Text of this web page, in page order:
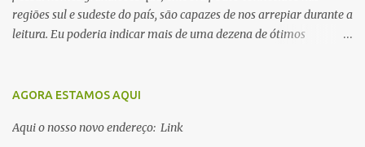
regiões sul e sudeste do país, são capazes de nos arrepiar durante a
leitura. Eu poderia indicar mais de uma dezena de ótimos
1. Dalcídio Jurandir Nascido na cidade de Ponta de Pedras, Ilha do
dos quais 10 formam o chamado Ciclo do Extremo Norte -- uma
AGORA ESTAMOS AQUI
Aqui o nosso novo endereço: Link